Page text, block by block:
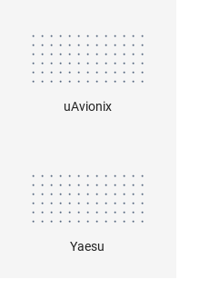
uAvionix
Yaesu